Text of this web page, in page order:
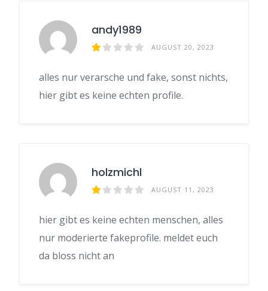
andy1989
AUGUST 20, 2023
alles nur verarsche und fake, sonst nichts,
hier gibt es keine echten profile.
holzmichl
AUGUST 11, 2023
hier gibt es keine echten menschen, alles
nur moderierte fakeprofile. meldet euch
da bloss nicht an